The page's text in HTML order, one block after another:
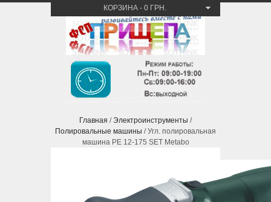
КОРЗИНА - 0 ГРН.
Главная /Электроинструменты /
Полировальные машины / Угл. полировальная
машина PE 12-175 SET Metabo